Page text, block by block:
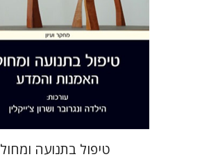
הנחת אתר ספר מודפס
$42
$38
טיפול בתנועה ומחול